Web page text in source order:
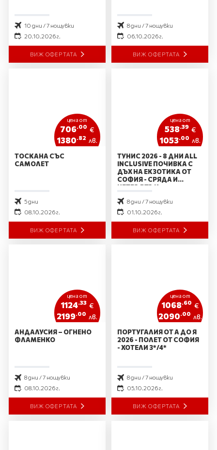
10 дни / 7 нощувки
20.10.2026 г.
ВИЖ ОФЕРТАТА
8 дни / 7 нощувки
06.10.2026 г.
ВИЖ ОФЕРТАТА
цена от
706.00 €
1380 .82 лв.
ТОСКАНА СЪС
САМОЛЕТ
5 дни
08.10.2026 г.
ВИЖ ОФЕРТАТА
цена от
538.39 €
1053.00 лв.
ТУНИС 2026 - 8 ДНИ ALL
INCLUSIVE ПОЧИВКА С
ДЪХ НА ЕКЗОТИКА ОТ
СОФИЯ - СРЯДА И
ЧЕТВЪРТЪК
8 дни / 7 нощувки
01.10.2026 г.
ВИЖ ОФЕРТАТА
цена от
1124.33 €
2199.00 лв.
АНДАЛУСИЯ – ОГНЕНО
ФЛАМЕНКО
8 дни / 7 нощувки
08.10.2026 г.
ВИЖ ОФЕРТАТА
цена от
1068.60 €
2090.00 лв.
ПОРТУГАЛИЯ ОТ А ДО Я
2026 - ПОЛЕТ ОТ СОФИЯ
- ХОТЕЛИ 3*/4*
8 дни / 7 нощувки
05.10.2026 г.
ВИЖ ОФЕРТАТА